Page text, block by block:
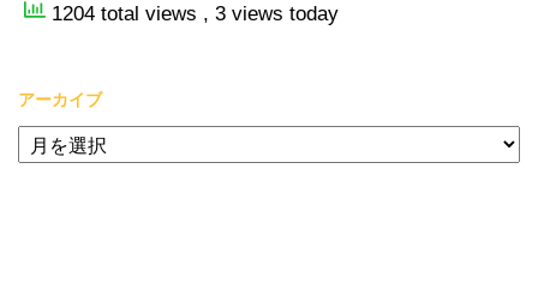
1204 total views , 3 views today
アーカイブ
ア
ー